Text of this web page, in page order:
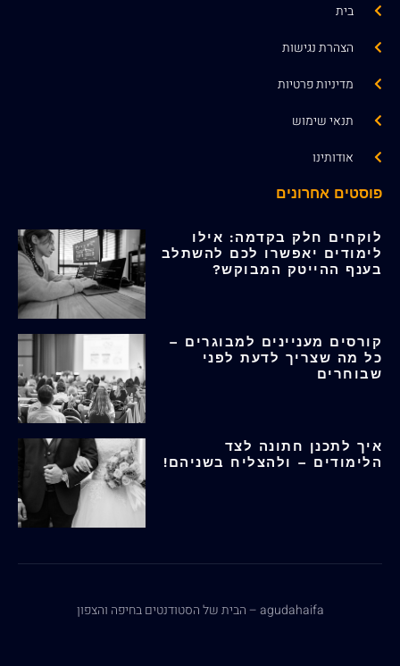
בית
הצהרת נגישות
מדיניות פרטיות
תנאי שימוש
אודותינו
פוסטים אחרונים
לוקחים חלק בקדמה: אילו
לימודים יאפשרו לכם להשתלב
בענף ההייטק המבוקש?
קורסים מעניינים למבוגרים –
כל מה שצריך לדעת לפני
שבוחרים
איך לתכנן חתונה לצד
הלימודים – ולהצליח בשניהם!
agudahaifa – הבית של הסטודנטים בחיפה והצפון